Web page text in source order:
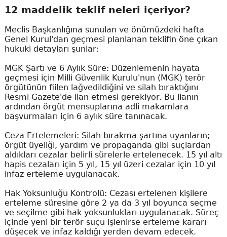
12 maddelik teklif neleri içeriyor?
Meclis Başkanlığına sunulan ve önümüzdeki hafta
Genel Kurul'dan geçmesi planlanan teklifin öne çıkan
hukuki detayları şunlar:
MGK Şartı ve 6 Aylık Süre: Düzenlemenin hayata
geçmesi için Milli Güvenlik Kurulu'nun (MGK) terör
örgütünün fiilen lağvedildiğini ve silah bıraktığını
Resmi Gazete'de ilan etmesi gerekiyor. Bu ilanın
ardından örgüt mensuplarına adli makamlara
başvurmaları için 6 aylık süre tanınacak.
Ceza Ertelemeleri: Silah bırakma şartına uyanların;
örgüt üyeliği, yardım ve propaganda gibi suçlardan
aldıkları cezalar belirli sürelerle ertelenecek. 15 yıl altı
hapis cezaları için 5 yıl, 15 yıl üzeri cezalar için 10 yıl
infaz erteleme uygulanacak.
Hak Yoksunluğu Kontrolü: Cezası ertelenen kişilere
erteleme süresine göre 2 ya da 3 yıl boyunca seçme
ve seçilme gibi hak yoksunlukları uygulanacak. Süreç
içinde yeni bir terör suçu işlenirse erteleme kararı
düşecek ve infaz kaldığı yerden devam edecek.